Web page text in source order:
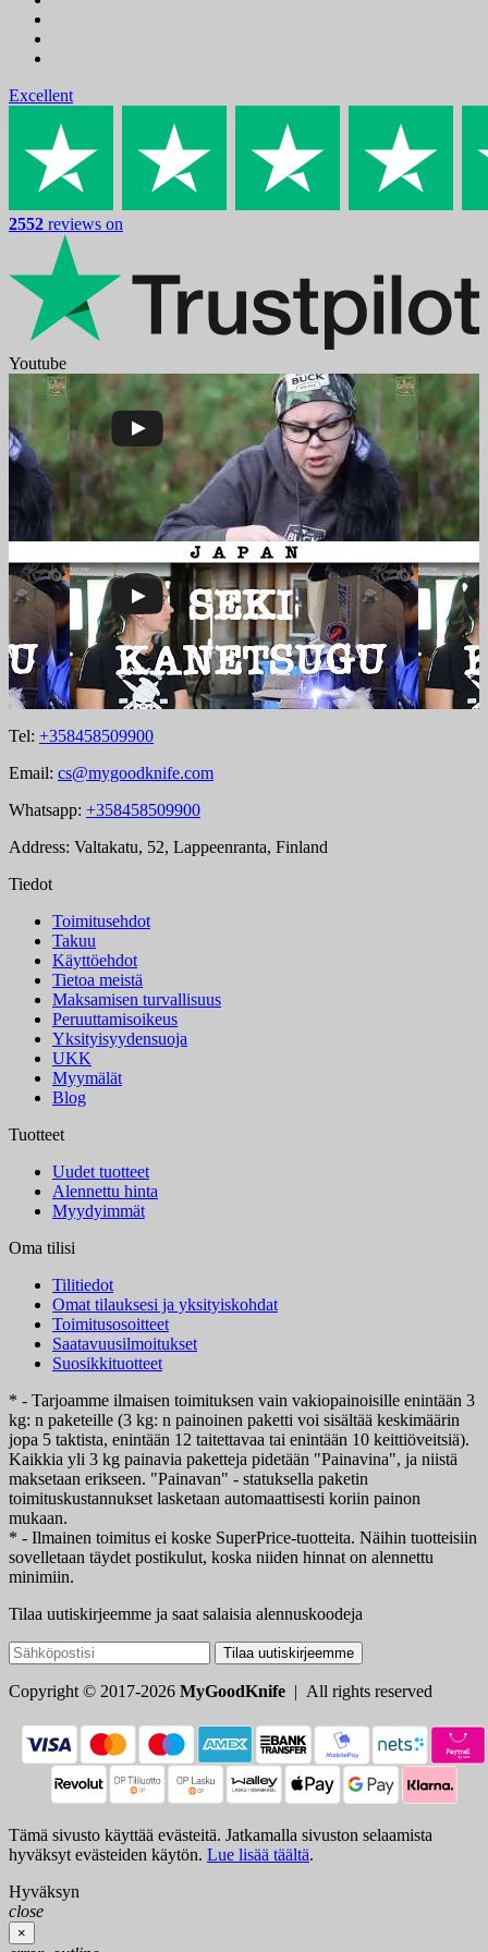
Excellent
2552 reviews on
Youtube
Tel: +358458509900
Email: cs@mygoodknife.com
Whatsapp: +358458509900
Address: Valtakatu, 52, Lappeenranta, Finland
Tiedot
Toimitusehdot
Takuu
Käyttöehdot
Tietoa meistä
Maksamisen turvallisuus
Peruuttamisoikeus
Yksityisyydensuoja
UKK
Myymälät
Blog
Tuotteet
Uudet tuotteet
Alennettu hinta
Myydyimmät
Oma tilisi
Tilitiedot
Omat tilauksesi ja yksityiskohdat
Toimitusosoitteet
Saatavuusilmoitukset
Suosikkituotteet
* - Tarjoamme ilmaisen toimituksen vain vakiopainoisille enintään 3
kg: n paketeille (3 kg: n painoinen paketti voi sisältää keskimäärin
jopa 5 taktista, enintään 12 taitettavaa tai enintään 10 keittiöveitsiä).
Kaikkia yli 3 kg painavia paketteja pidetään "Painavina", ja niistä
maksetaan erikseen. "Painavan" - statuksella paketin
toimituskustannukset lasketaan automaattisesti koriin painon
mukaan.
* - Ilmainen toimitus ei koske SuperPrice-tuotteita. Näihin tuotteisiin
sovelletaan täydet postikulut, koska niiden hinnat on alennettu
minimiin.
Tilaa uutiskirjeemme ja saat salaisia alennuskoodeja
Tilaa uutiskirjeemme
Copyright © 2017-2026 MyGoodKnife | All rights reserved
Tämä sivusto käyttää evästeitä. Jatkamalla sivuston selaamista
hyväksyt evästeiden käytön. Lue lisää täältä.
Hyväksyn
close
×